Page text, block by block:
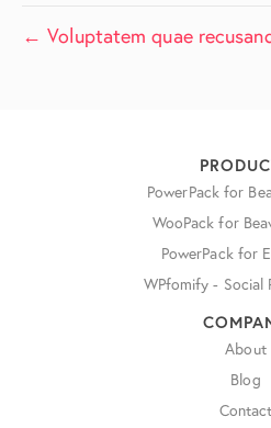
← Voluptatem quae
PowerPack for
WooPack for
PowerPack for
WPfomify - Social
About
Blog
Contact